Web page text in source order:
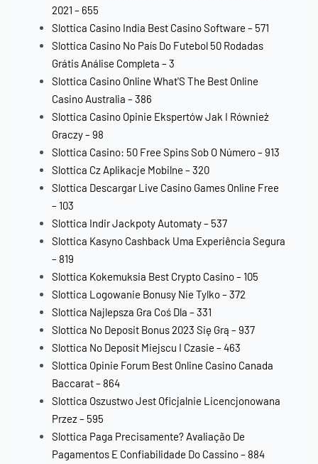
2021 – 655
Slottica Casino India Best Casino Software – 571
Slottica Casino No País Do Futebol ️50 Rodadas
Grátis️ Análise Completa – 3
Slottica Casino Online What'S The Best Online
Casino Australia – 386
Slottica Casino Opinie Ekspertów Jak I Również
Graczy – 98
Slottica Casino: 50 Free Spins Sob O Número – 913
Slottica Cz Aplikacje Mobilne – 320
Slottica Descargar Live Casino Games Online Free
– 103
Slottica Indir Jackpoty Automaty – 537
Slottica Kasyno Cashback Uma Experiência Segura
– 819
Slottica Kokemuksia Best Crypto Casino – 105
Slottica Logowanie Bonusy Nie Tylko – 372
Slottica Najlepsza Gra Coś Dla – 331
Slottica No Deposit Bonus 2023 Się Grą – 937
Slottica No Deposit Miejscu I Czasie – 463
Slottica Opinie Forum Best Online Casino Canada
Baccarat – 864
Slottica Oszustwo Jest Oficjalnie Licencjonowana
Przez – 595
Slottica Paga Precisamente? Avaliação De
Pagamentos E Confiabilidade Do Cassino – 884